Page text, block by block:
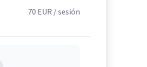
70 EUR / sesión